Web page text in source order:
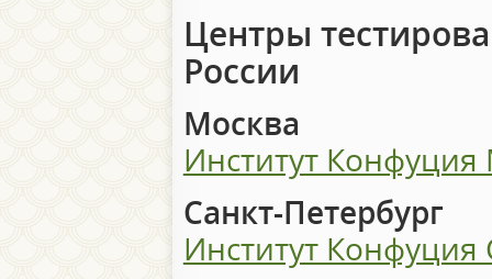
Центры
России
Москва
Институт
Санкт-Петербург
Институт Конфуция